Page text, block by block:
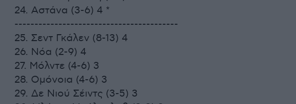
24. Αστάνα (3-6) 4 *
-----------------------------------------
25. Σεντ Γκάλεν (8-13) 4
26. Νόα (2-9) 4
27. Μόλντε (4-6) 3
28. Ομόνοια (4-6) 3
29. Δε Νιού Σέιντς (3-5) 3